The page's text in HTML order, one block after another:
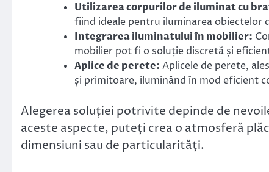
Utilizarea corpurilor de iluminat cu
fiind ideale pentru iluminarea obiectelor
Integrarea iluminatului în mobilier:
mobilier pot fi o soluție discretă și
Aplice de perete: Aplicele de perete,
și primitoare, iluminând în mod eficient
Alegerea soluției potrivite depinde de
aceste aspecte, puteți crea o atmosferă
dimensiuni sau de particularități.